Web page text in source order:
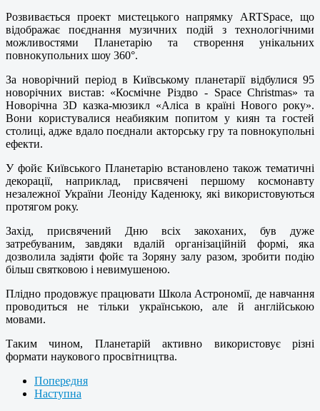
Розвивається проект мистецького напрямку ARTSpace, що
відображає поєднання музичних подій з технологічними
можливостями Планетарію та створення унікальних
повнокупольних шоу 360°.
За новорічний період в Київському планетарії відбулися 95
новорічних вистав: «Космічне Різдво - Space Christmas» та
Новорічна 3D казка-мюзикл «Аліса в країні Нового року».
Вони користувалися неабияким попитом у киян та гостей
столиці, адже вдало поєднали акторську гру та повнокупольні
ефекти.
У фойє Київського Планетарію встановлено також тематичні
декорації, наприклад, присвячені першому космонавту
незалежної України Леоніду Каденюку, які використовуються
протягом року.
Захід, присвячений Дню всіх закоханих, був дуже
затребуваним, завдяки вдалій організаційній формі, яка
дозволила задіяти фойє та Зоряну залу разом, зробити подію
більш святковою і невимушеною.
Плідно продовжує працювати Школа Астрономії, де навчання
проводиться не тільки українською, але й англійською
мовами.
Таким чином, Планетарій активно використовує різні
формати наукового просвітництва.
Попередня
Наступна